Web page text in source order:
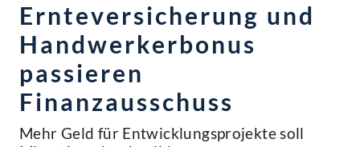
Ernteversicherung und
Handwerkerbonus
passieren
Finanzausschuss
Mehr Geld für Entwicklungsprojekte soll